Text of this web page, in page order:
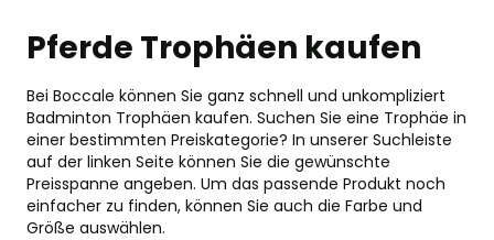
Pferde Trophäen kaufen
Bei Boccale können Sie ganz schnell und unkompliziert
Badminton Trophäen kaufen. Suchen Sie eine Trophäe in
einer bestimmten Preiskategorie? In unserer Suchleiste
auf der linken Seite können Sie die gewünschte
Preisspanne angeben. Um das passende Produkt noch
einfacher zu finden, können Sie auch die Farbe und
Größe auswählen.